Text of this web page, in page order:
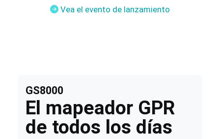
Vea el evento de lanzamiento
GS8000
El mapeador GPR
de todos los días